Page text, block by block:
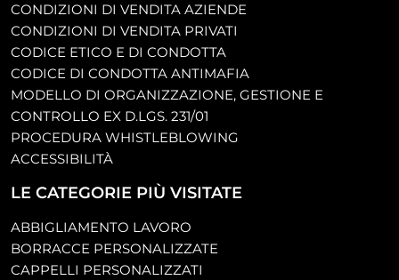
CONDIZIONI DI VENDITA AZIENDE
CONDIZIONI DI VENDITA PRIVATI
CODICE ETICO E DI CONDOTTA
CODICE DI CONDOTTA ANTIMAFIA
MODELLO DI ORGANIZZAZIONE, GESTIONE E
CONTROLLO EX D.LGS. 231/01
PROCEDURA WHISTLEBLOWING
ACCESSIBILITÀ
LE CATEGORIE PIÙ VISITATE
ABBIGLIAMENTO LAVORO
BORRACCE PERSONALIZZATE
CAPPELLI PERSONALIZZATI